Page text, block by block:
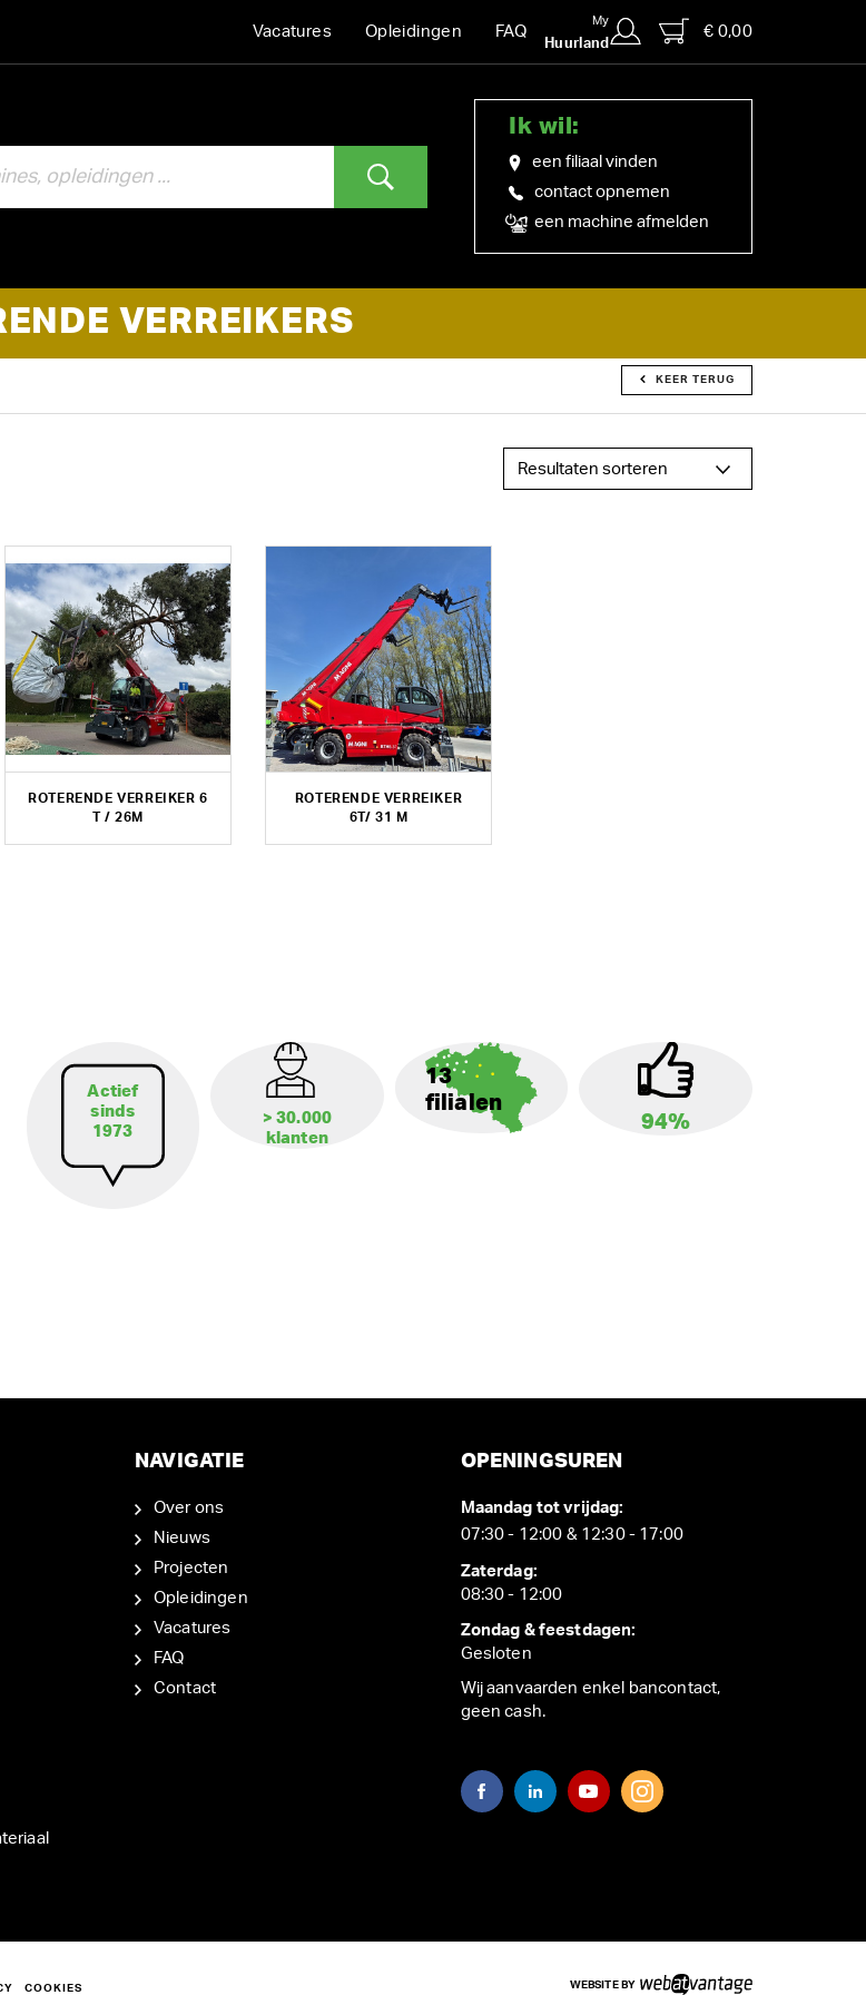
Vacatures Opleidingen FAQ
My
Huurland
€ 0,00
Ik wil:
een filiaal vinden
contact opnemen
een machine afmelden
VERREIKERS
KEER TERUG
ROTERENDE VERREIKER 6
T / 26M
ROTERENDE VERREIKER
6T/ 31 M
Actief
sinds
1973
> 30.000
klanten
13
filialen
94%
NAVIGATIE
Over ons
Nieuws
Projecten
Opleidingen
Vacatures
FAQ
Contact
OPENINGSUREN
Maandag tot vrijdag:
07:30 - 12:00 & 12:30 - 17:00
Zaterdag:
08:30 - 12:00
Zondag & feestdagen:
Gesloten
Wij aanvaarden enkel bancontact,
geen cash.
COOKIES WEBSITE BY